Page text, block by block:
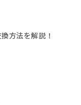
方法を解説！